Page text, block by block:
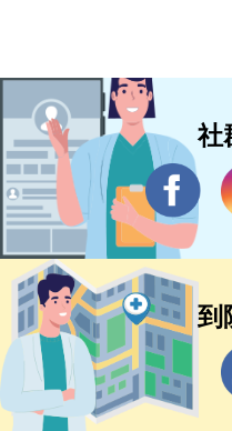
社
到